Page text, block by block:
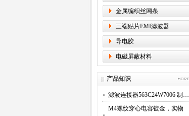
金属编织丝网条
三端贴片EMI滤波器
导电胶
电磁屏蔽材料
产品知识
滤波连接器563C24W7006 制…
M4螺纹穿心电容镀金，实物